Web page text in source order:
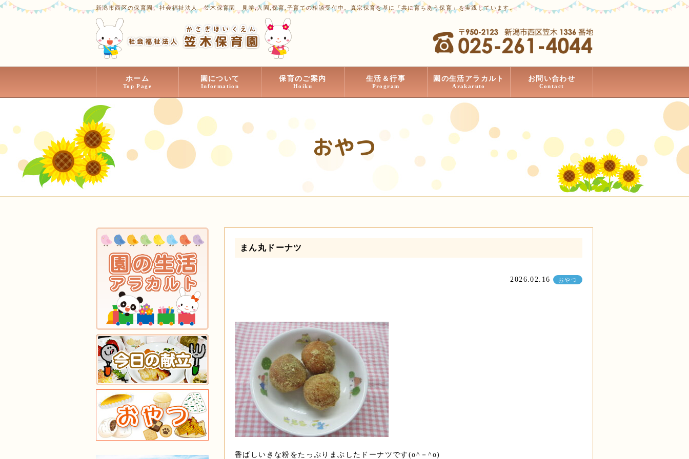
新潟市西区の保育園、社会福祉法人 笠木保育園 見学,入園,保育,子育ての相談受付中。真宗保育を基に「共に育ちあう保育」を実践しています。
ホーム
Top Page
園について
Information
保育のご案内
Hoiku
生活＆行事
Program
園の生活アラカルト
Arakaruto
お問い合わせ
Contact
おやつ
まん丸ドーナツ
2026.02.16 おやつ
香ばしいきな粉をたっぷりまぶしたドーナツです(o^－^o)